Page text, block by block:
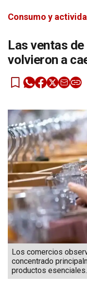
Consumo y
Las ventas
volvieron a
Los comercios
concentrado
productos esenciales.